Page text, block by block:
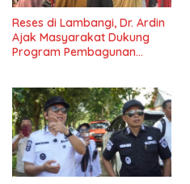
Reses di Lambangi, Dr. Ardin
Ajak Masyarakat Dukung
Program Pembagunan